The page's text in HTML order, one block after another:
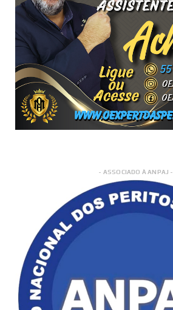
- ASSOCIADO À ANPAJ -